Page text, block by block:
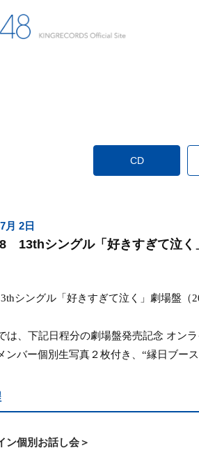
CD
月 2日
13thシングル「好きすぎて泣
シングル「好きすぎて泣く」劇場盤 （
は、下記日程分の劇場盤発売記念 オン
ンバー個別生写真２枚付き 、 “縁日ブース
ン個別お話し会＞